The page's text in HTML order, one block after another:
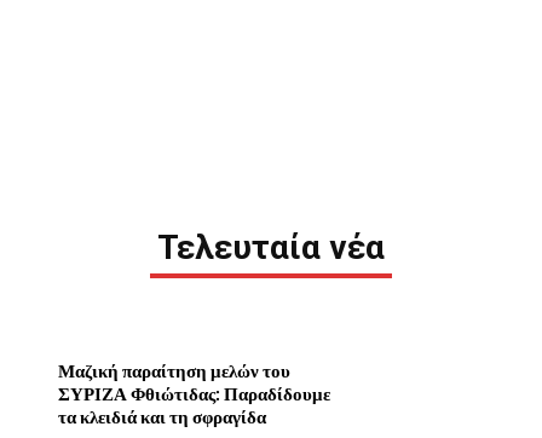
Τελευταία νέα
Μαζική παραίτηση μελών του
ΣΥΡΙΖΑ Φθιώτιδας: Παραδίδουμε
τα κλειδιά και τη σφραγίδα